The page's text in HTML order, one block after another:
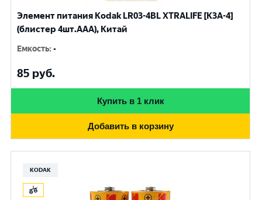
Элемент питания Kodak LR03-4BL XTRALIFE [K3A-4]
(блистер 4шт.AАА), Китай
Емкость:-
85 руб.
Купить в 1 клик
Добавить в корзину
KODAK